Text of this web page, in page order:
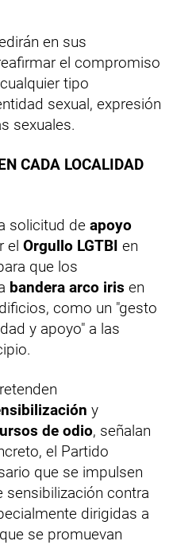
en sus
el compromiso
tipo
sexual, expresión
sexuales.
CADA LOCALIDAD
solicitud de apoyo
el Orgullo LGTBI en
que los
bandera arco iris en
como un "gesto
y apoyo" a las
y
de odio, señalan
el Partido
que se impulsen
contra
dirigidas a
se promuevan